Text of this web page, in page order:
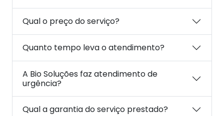
Qual o preço do serviço?
Quanto tempo leva o atendimento?
A Bio Soluções faz atendimento de
urgência?
Qual a garantia do serviço prestado?